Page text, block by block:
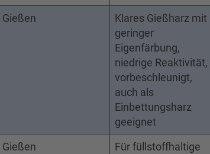
Gießen
Klares Gießharz mit
geringer
Eigenfärbung,
niedrige Reaktivität,
vorbeschleunigt,
auch als
Einbettungsharz
geeignet
Gießen
Für füllstoffhaltige